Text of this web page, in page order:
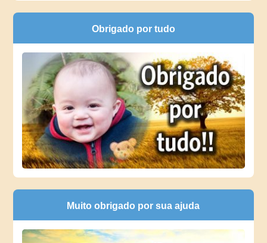
Obrigado por tudo
Muito obrigado por sua ajuda